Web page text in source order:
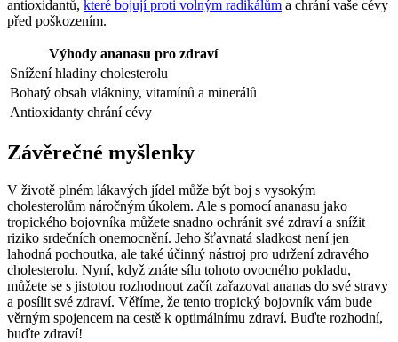
antioxidantů, které bojují proti volným radikálům a chrání vaše cévy
před poškozením.
Výhody ananasu pro zdraví
Snížení hladiny cholesterolu
Bohatý obsah vlákniny, vitamínů a minerálů
Antioxidanty chrání cévy
Závěrečné myšlenky
V životě plném lákavých jídel může být boj s vysokým
cholesterolům náročným úkolem. Ale s pomocí ananasu jako
tropického bojovníka můžete snadno ochránit své zdraví a snížit
riziko srdečních onemocnění. Jeho šťavnatá sladkost není jen
lahodná pochoutka, ale také účinný nástroj pro udržení zdravého
cholesterolu. Nyní, když znáte sílu tohoto ovocného pokladu,
můžete se s jistotou rozhodnout začít zařazovat ananas do své stravy
a posílit své zdraví. Věříme, že tento tropický bojovník vám bude
věrným spojencem na cestě k optimálnímu zdraví. Buďte rozhodní,
buďte zdraví!